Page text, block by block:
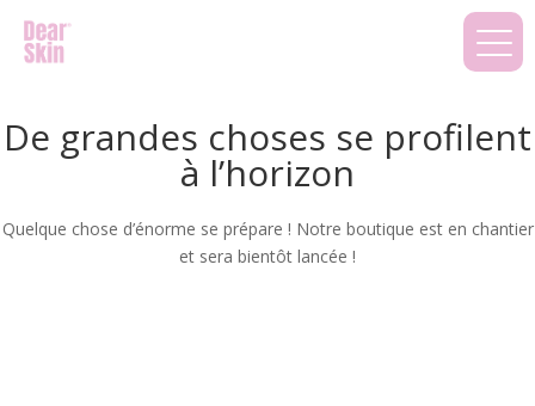
De grandes choses se profilent
à l’horizon
Quelque chose d’énorme se prépare ! Notre boutique est en chantier
et sera bientôt lancée !